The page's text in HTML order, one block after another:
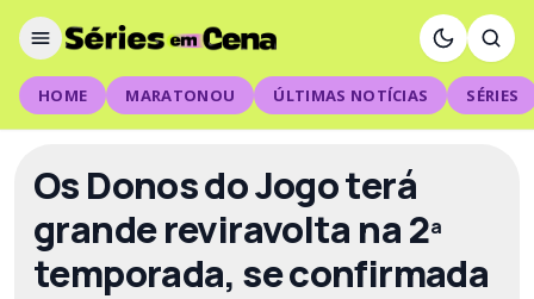
HOME MARATONOU ÚLTIMAS NOTÍCIAS SÉRIES
Os Donos do Jogo terá
grande reviravolta na 2ª
temporada, se confirmada